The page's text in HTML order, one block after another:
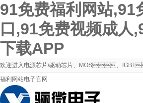
91免费福利网站,91
口,91免费视频成人
下载APP
欢迎进入电源芯片/驱动芯片、MOS、
福利网站电子官网